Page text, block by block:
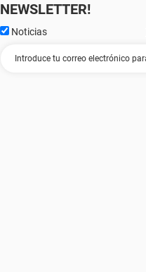
NEWSLETTER!
Noticias